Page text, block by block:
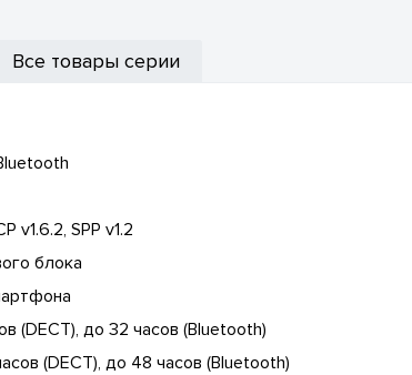
Все товары серии
v1.6.2, SPP v1.2
блока
(DECT), до 32 часов (Bluetooth)
(DECT), до 48 часов (Bluetooth)